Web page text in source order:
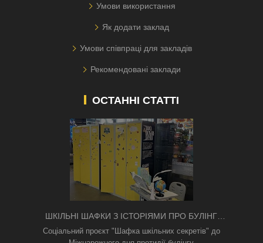
Умови використання
Як додати заклад
Умови співпраці для закладів
Рекомендовані заклади
ОСТАННІ СТАТТІ
ШКІЛЬНІ ШАФКИ З ІСТОРІЯМИ ПРО БУЛІНГ
З'ЯВИЛИСЯ В КИЄВІ
Соціальний проєкт "Шафка шкільних секретів" до